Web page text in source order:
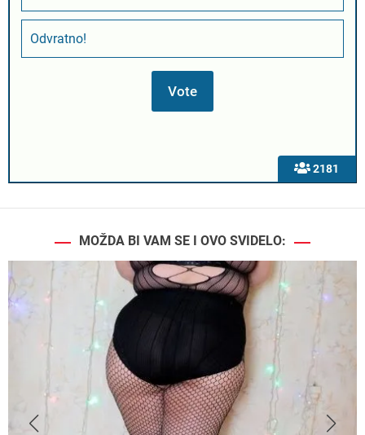
2181
Odvratno!
MOŽDA BI VAM SE I OVO SVIDELO: